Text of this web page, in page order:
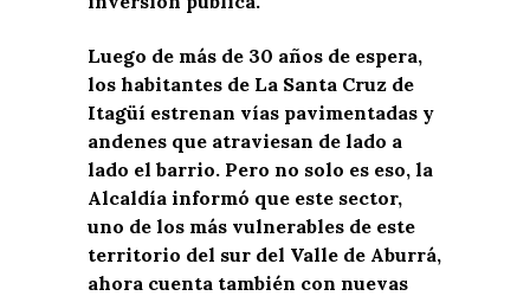
Luego de más de 30 años de espera,
los habitantes de La Santa Cruz de
Itagüí estrenan vías pavimentadas y
andenes que atraviesan de lado a
lado el barrio. Pero no solo es eso, la
Alcaldía informó que este sector,
uno de los más vulnerables de este
territorio del sur del Valle de Aburrá,
ahora cuenta también con nuevas